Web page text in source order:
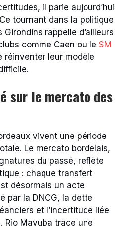
il parie aujourd’hui
tournant dans la politique
rappelle d’ailleurs
comme Caen ou le SM
réinventer leur modèle
sur le mercato des
vivent une période
Le mercato bordelais,
du passé, reflète
: chaque transfert
désormais un acte
par la DNCG, la dette
et l’incertitude liée
Rio Mavuba trace une